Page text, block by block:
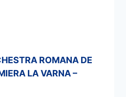
ROMANA DE
LA VARNA –